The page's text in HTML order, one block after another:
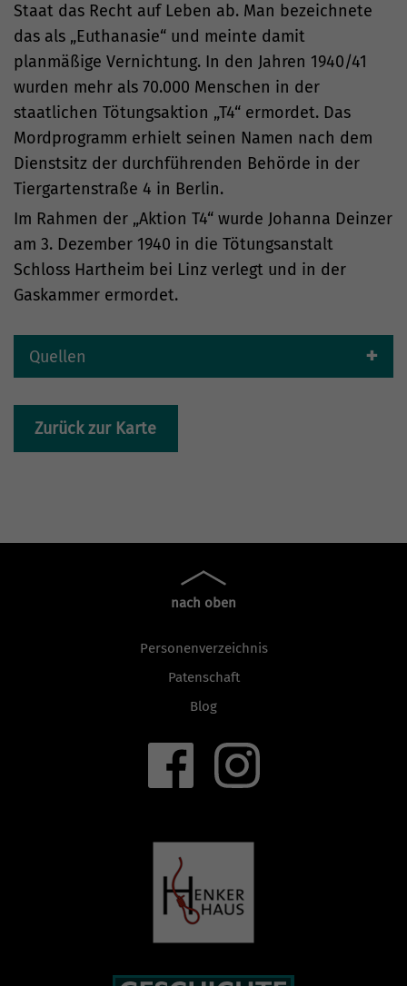
Staat das Recht auf Leben ab. Man bezeichnete
das als „Euthanasie“ und meinte damit
planmäßige Vernichtung. In den Jahren 1940/41
wurden mehr als 70.000 Menschen in der
staatlichen Tötungsaktion „T4“ ermordet. Das
Mordprogramm erhielt seinen Namen nach dem
Dienstsitz der durchführenden Behörde in der
Tiergartenstraße 4 in Berlin.
Im Rahmen der „Aktion T4“ wurde Johanna Deinzer
am 3. Dezember 1940 in die Tötungsanstalt
Schloss Hartheim bei Linz verlegt und in der
Gaskammer ermordet.
Quellen
Zurück zur Karte
nach oben
Personenverzeichnis
Patenschaft
Blog